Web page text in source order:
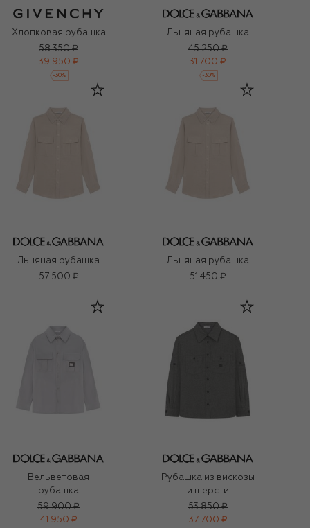
Хлопковая рубашка
58 350 ₽
39 950 ₽
-30%
Льняная рубашка
45 250 ₽
31 700 ₽
-30%
Льняная рубашка
57 500 ₽
Льняная рубашка
51 450 ₽
Вельветовая
рубашка
59 900 ₽
41 950 ₽
Рубашка из вискозы
и шерсти
53 850 ₽
37 700 ₽